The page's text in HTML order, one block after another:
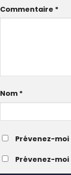
Commentaire *
Nom *
Prévenez-
Prévenez-